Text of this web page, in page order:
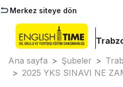
Merkez siteye dön
Ana sayfa > Şubeler >
> 2025 YKS SINAVI NE